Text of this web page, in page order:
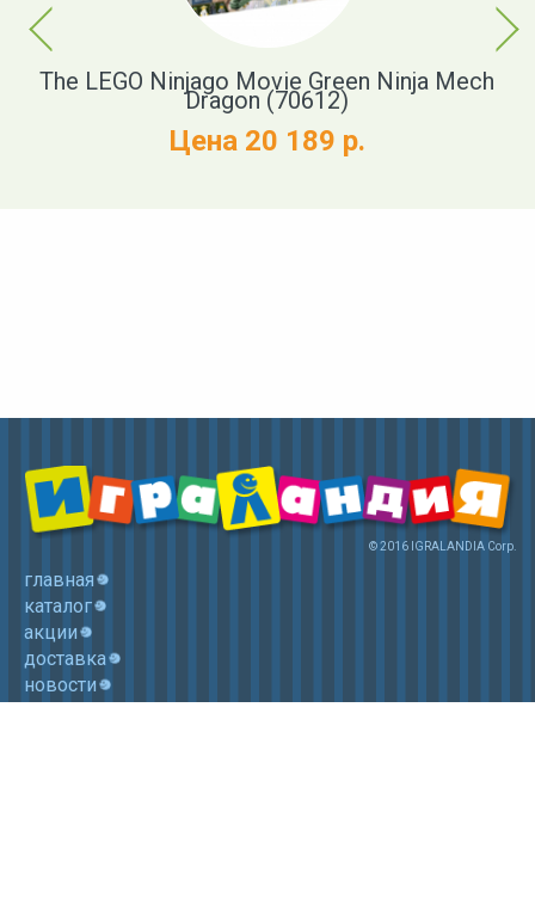
Previous
The LEGO Ninjago Movie Green Ninja Mech
Dragon (70612)
Цена 20 189 р.
Next
© 2016 IGRALANDIA Corp.
главная
каталог
акции
доставка
новости